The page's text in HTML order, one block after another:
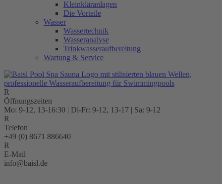
Kleinkläranlagen
Die Vorteile
Wasser
Wassertechnik
Wasseranalyse
Trinkwasseraufbereitung
Wartung & Service
Öffnungszeiten
Mo: 9-12, 13-16:30 | Di-Fr: 9-12, 13-17 | Sa: 9-12
Telefon
+49 (0) 8671 886640
E-Mail
info@baisl.de